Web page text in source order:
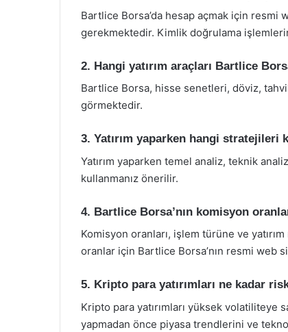
Bartlice Borsa’da hesap açmak için
gerekmektedir. Kimlik doğrulama
2. Hangi yatırım araçları Bartlice
Bartlice Borsa, hisse senetleri, döviz,
görmektedir.
3. Yatırım yaparken hangi stratejileri
Yatırım yaparken temel analiz, teknik
kullanmanız önerilir.
4. Bartlice Borsa’nın komisyon
Komisyon oranları, işlem türüne ve
oranlar için Bartlice Borsa’nın resmi web
5. Kripto para yatırımları ne kadar
Kripto para yatırımları yüksek volatiliteye
yapmadan önce piyasa trendlerini ve